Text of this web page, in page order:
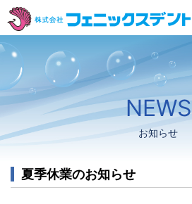
NEWS
お知らせ
夏季休業のお知らせ